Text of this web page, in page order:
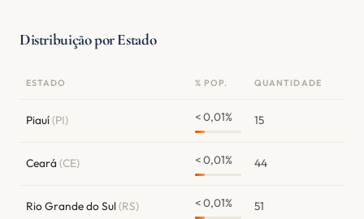
Distribuição por Estado
ESTADO % POP. QUANTIDADE
Piauí(PI) < 0,01% 15
Ceará (CE) < 0,01% 44
Rio Grande do Sul(RS) < 0,01% 51